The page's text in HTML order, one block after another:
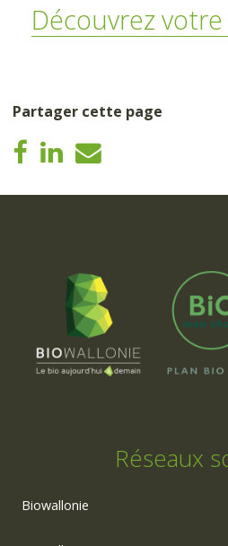
Découvrez
Partager cette page
Réseaux
Biowallonie